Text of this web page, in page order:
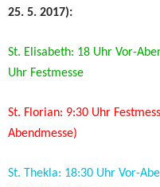
25. 5. 2017):
St. Elisabeth: 18 Uhr Vor-
Uhr Festmesse
St. Florian: 9:30 Uhr
Abendmesse)
St. Thekla: 18:30 Uhr Vor-